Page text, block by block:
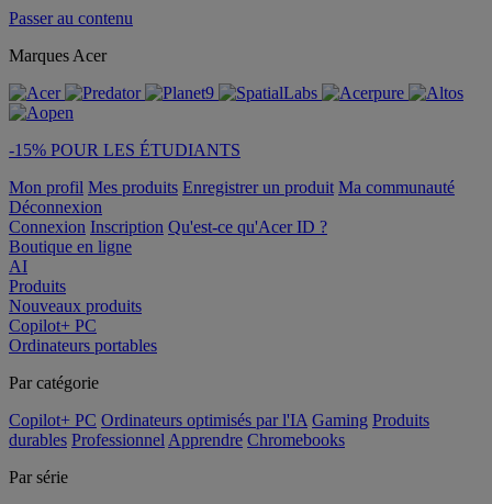
Passer au contenu
Marques Acer
-15% POUR LES ÉTUDIANTS
Mon profil Mes produits Enregistrer un produit Ma communauté
Déconnexion
Connexion Inscription Qu'est-ce qu'Acer ID ?
Boutique en ligne
AI
Produits
Nouveaux produits
Copilot+ PC
Ordinateurs portables
Par catégorie
Copilot+ PC Ordinateurs optimisés par l'IA Gaming Produits
durables Professionnel Apprendre Chromebooks
Par série